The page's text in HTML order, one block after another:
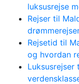
luksusrejse
Rejser til
Rejsetid til
og hvordan
Luksusrejser